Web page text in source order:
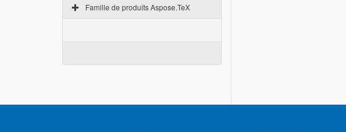
Famille de produits Aspose.TeX